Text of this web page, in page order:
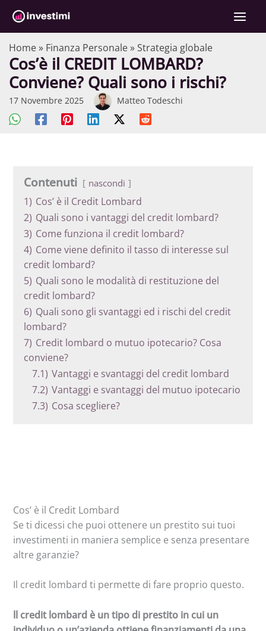
contenuto
Home» Finanza Personale» Strategia globale
Cos’è il CREDIT LOMBARD?
Conviene? Quali sono i rischi?
17 Novembre 2025 Matteo Todeschi
Contenuti nascondi
1) Cos’ è il Credit Lombard
2) Quali sono i vantaggi del credit lombard?
3) Come funziona il credit lombard?
4) Come viene definito il tasso di interesse sul
credit lombard?
5) Quali sono le modalità di restituzione del
credit lombard?
6) Quali sono gli svantaggi ed i rischi del credit
lombard?
7) Credit lombard o mutuo ipotecario? Cosa
conviene?
7.1) Vantaggi e svantaggi del credit lombard
7.2) Vantaggi e svantaggi del mutuo ipotecario
7.3) Cosa scegliere?
Cos’ è il Credit Lombard
Se ti dicessi che puoi ottenere un prestito sui tuoi
investimenti in maniera semplice e senza presentare
altre garanzie?
Il credit lombard ti permette di fare proprio questo.
ll credit lombard è un tipo di prestito in cui un
C
r
c
a